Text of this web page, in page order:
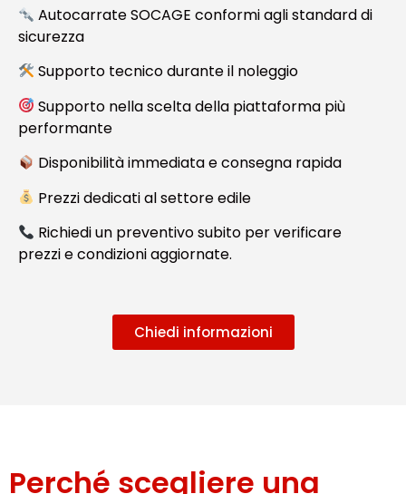
Autocarrate SOCAGE conformi agli standard di
sicurezza
Supporto tecnico durante il noleggio
Supporto nella scelta della piattaforma più
performante
Disponibilità immediata e consegna rapida
Prezzi dedicati al settore edile
Richiedi un preventivo subito per verificare
prezzi e condizioni aggiornate.
Chiedi informazioni
Perché scegliere una